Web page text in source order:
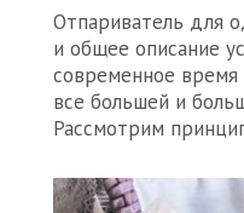
Отпариватель для
и общее описание
современное время
все большей и
Рассмотрим